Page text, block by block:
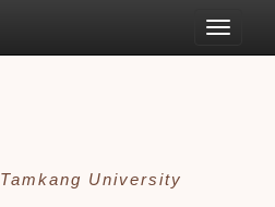
Toggle
Tamkang University